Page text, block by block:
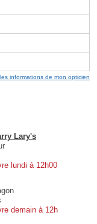
informations de mon opticien
Lary's
lundi à 12h00
demain à 12h